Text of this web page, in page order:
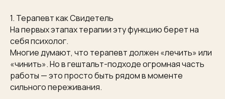
1. Терапевт как Свидетель
На первых этапах терапии эту функцию берет на
себя психолог.
Многие думают, что терапевт должен «лечить» или
«чинить». Но в гештальт-подходе огромная часть
работы — это просто быть рядом в моменте
сильного переживания.